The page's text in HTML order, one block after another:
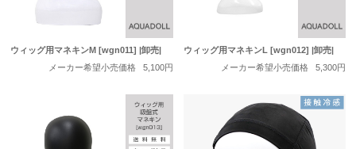
ウィッグ用マネキンM [wgn011] |卸売|
メーカー希望小売価格
5,100円
ウィッグ用マネキンL [wgn012] |卸売|
メーカー希望小売価格
5,300円